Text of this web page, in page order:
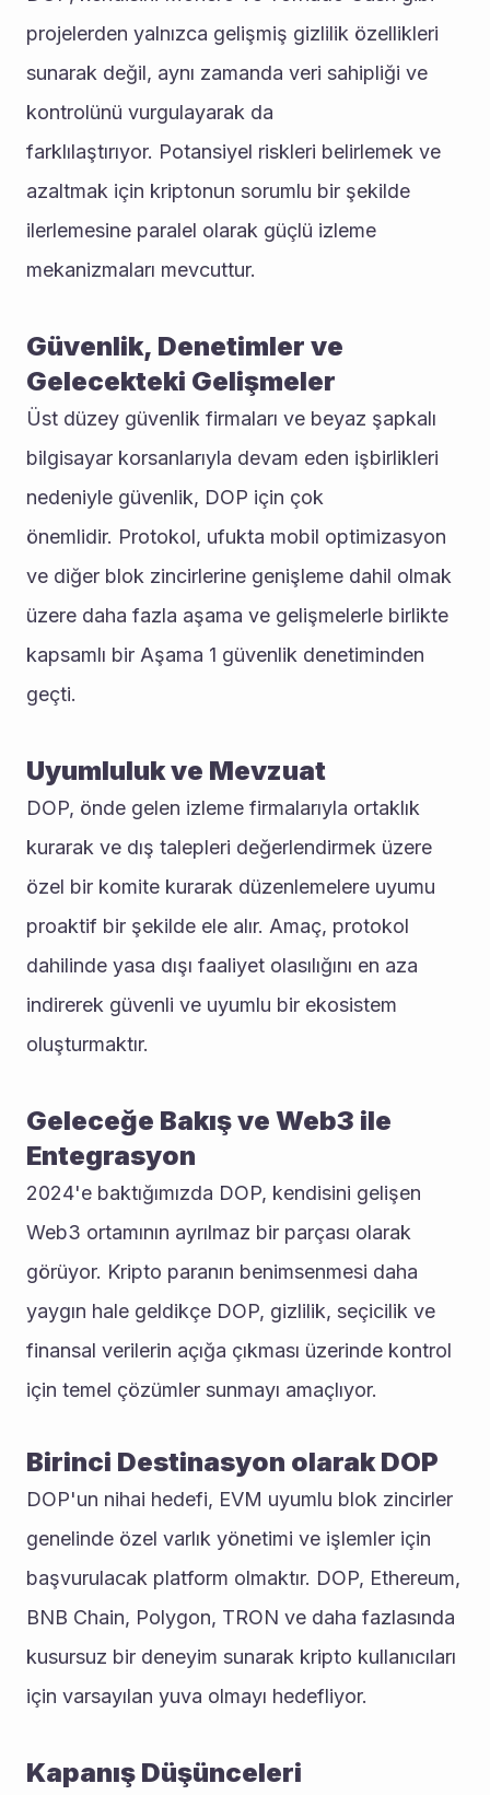
projelerden yalnızca gelişmiş gizlilik özellikleri
sunarak değil, aynı zamanda veri sahipliği ve
kontrolünü vurgulayarak da
farklılaştırıyor. Potansiyel riskleri belirlemek ve
azaltmak için kriptonun sorumlu bir şekilde
ilerlemesine paralel olarak güçlü izleme
mekanizmaları mevcuttur.
Güvenlik, Denetimler ve
Gelecekteki Gelişmeler
Üst düzey güvenlik firmaları ve beyaz şapkalı
bilgisayar korsanlarıyla devam eden işbirlikleri
nedeniyle güvenlik, DOP için çok
önemlidir. Protokol, ufukta mobil optimizasyon
ve diğer blok zincirlerine genişleme dahil olmak
üzere daha fazla aşama ve gelişmelerle birlikte
kapsamlı bir Aşama 1 güvenlik denetiminden
geçti.
Uyumluluk ve Mevzuat
DOP, önde gelen izleme firmalarıyla ortaklık
kurarak ve dış talepleri değerlendirmek üzere
özel bir komite kurarak düzenlemelere uyumu
proaktif bir şekilde ele alır. Amaç, protokol
dahilinde yasa dışı faaliyet olasılığını en aza
indirerek güvenli ve uyumlu bir ekosistem
oluşturmaktır.
Geleceğe Bakış ve Web3 ile
Entegrasyon
2024'e baktığımızda DOP, kendisini gelişen
Web3 ortamının ayrılmaz bir parçası olarak
görüyor. Kripto paranın benimsenmesi daha
yaygın hale geldikçe DOP, gizlilik, seçicilik ve
finansal verilerin açığa çıkması üzerinde kontrol
için temel çözümler sunmayı amaçlıyor.
Birinci Destinasyon olarak DOP
DOP'un nihai hedefi, EVM uyumlu blok zincirler
genelinde özel varlık yönetimi ve işlemler için
başvurulacak platform olmaktır. DOP, Ethereum,
BNB Chain, Polygon, TRON ve daha fazlasında
kusursuz bir deneyim sunarak kripto kullanıcıları
için varsayılan yuva olmayı hedefliyor.
Kapanış Düşünceleri